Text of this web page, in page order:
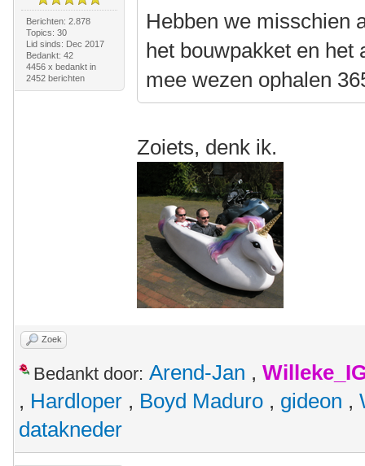
Berichten: 2.878
Topics: 30
Lid sinds: Dec 2017
Bedankt: 42
4456 x bedankt in
2452 berichten
Hebben we misschien
het bouwpakket en het
mee wezen ophalen
Zoiets, denk ik.
Zoek
Bedankt door: Arend-Jan ,
, Hardloper , Boyd Maduro , gideon ,
datakneder